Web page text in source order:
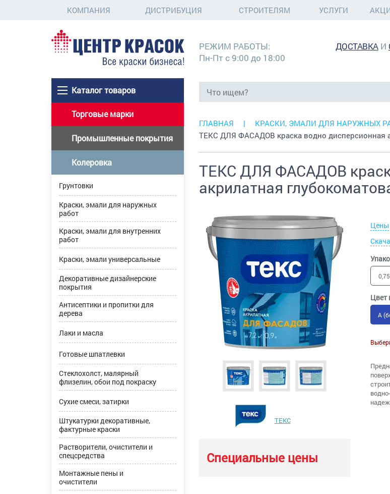
КОМПАНИЯ ДИСТРИБУЦИЯ СТРОИТЕЛЯМ УСЛУГИ
Каталог товаров
РЕЖИМ РАБОТЫ:
Пн-Пт с 9:00 до 18:00
ДОСТАВКАИ
Торговые марки
Промышленные покрытия
Колеровка
Грунтовки
Краски, эмали для наружных
работ
Краски, эмали для внутренних
работ
Краски, эмали универсальные
Декоративные дизайнерские
покрытия
Антисептики и пропитки для
дерева
Лаки и масла
Готовые шпатлевки
Стеклохолст, малярный
флизелин, обои под покраску
Сухие смеси, затирки
Штукатурки декоративные,
фактурные краски
Растворители, очистители и
спецсредства
Монтажные пены и
очистители
ГЛАВНАЯ КРАСКИ, ЭМАЛИ ДЛЯ НАРУЖНЫХ
ТЕКС ДЛЯ ФАСАДОВ краска водно дисперсионная
ТЕКС ДЛЯ ФАСАДОВ
акрилатная
ТЕКС
Специальные цены
Цены
Цвет
A